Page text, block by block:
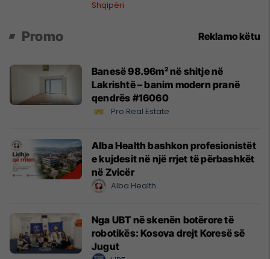
ndërkombëtar
Shqipëri
Promo Reklamo këtu
Banesë 98.96m² në shitje në
Lakrishtë – banim modern pranë
qendrës #16060
Pro Real Estate
Alba Health bashkon profesionistët
e kujdesit në një rrjet të përbashkët
në Zvicër
Alba Health
Nga UBT në skenën botërore të
robotikës: Kosova drejt Koresë së
Jugut